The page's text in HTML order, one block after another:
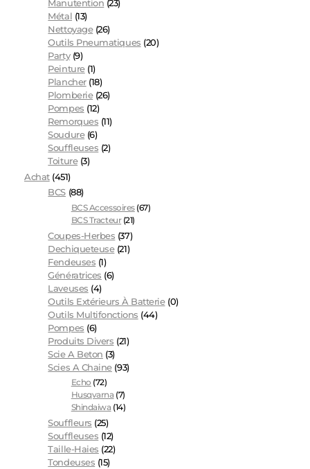
Manutention (23)
Métal (13)
Nettoyage (26)
Outils Pneumatiques (20)
Party (9)
Peinture (1)
Plancher (18)
Plomberie (26)
Pompes (12)
Remorques (11)
Soudure (6)
Souffleuses (2)
Toiture (3)
Achat (451)
BCS (88)
BCS Accessoires (67)
BCS Tracteur (21)
Coupes-Herbes (37)
Dechiqueteuse (21)
Fendeuses (1)
Génératrices (6)
Laveuses (4)
Outils Extérieurs À Batterie (0)
Outils Multifonctions (44)
Pompes (6)
Produits Divers (21)
Scie A Beton (3)
Scies A Chaine (93)
Echo (72)
Husqvarna (7)
Shindaiwa (14)
Souffleurs (25)
Souffleuses (12)
Taille-Haies (22)
Tondeuses (15)